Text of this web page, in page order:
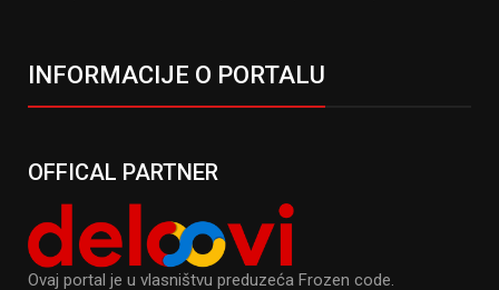
INFORMACIJE O PORTALU
OFFICAL PARTNER
Ovaj portal je u vlasništvu preduzeća Frozen code.